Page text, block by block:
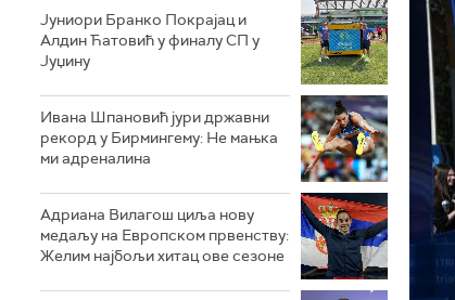
Јуниори Бранко Покрајац и
Алдин Ћатовић у финалу СП у
Јуџину
Ивана Шпановић јури државни
рекорд у Бирмингему: Не мањка
ми адреналина
Адриана Вилагош циља нову
медаљу на Европском првенству:
Желим најбољи хитац ове сезоне